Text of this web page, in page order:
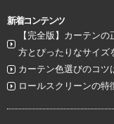
新着コンテンツ
【完全版】カーテンの
方とぴったりなサイズ
カーテン色選びのコツ
ロールスクリーンの特